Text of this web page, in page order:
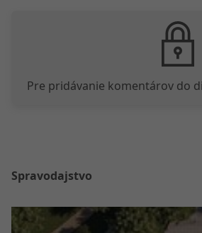
Pre pridávanie komentárov do
Spravodajstvo